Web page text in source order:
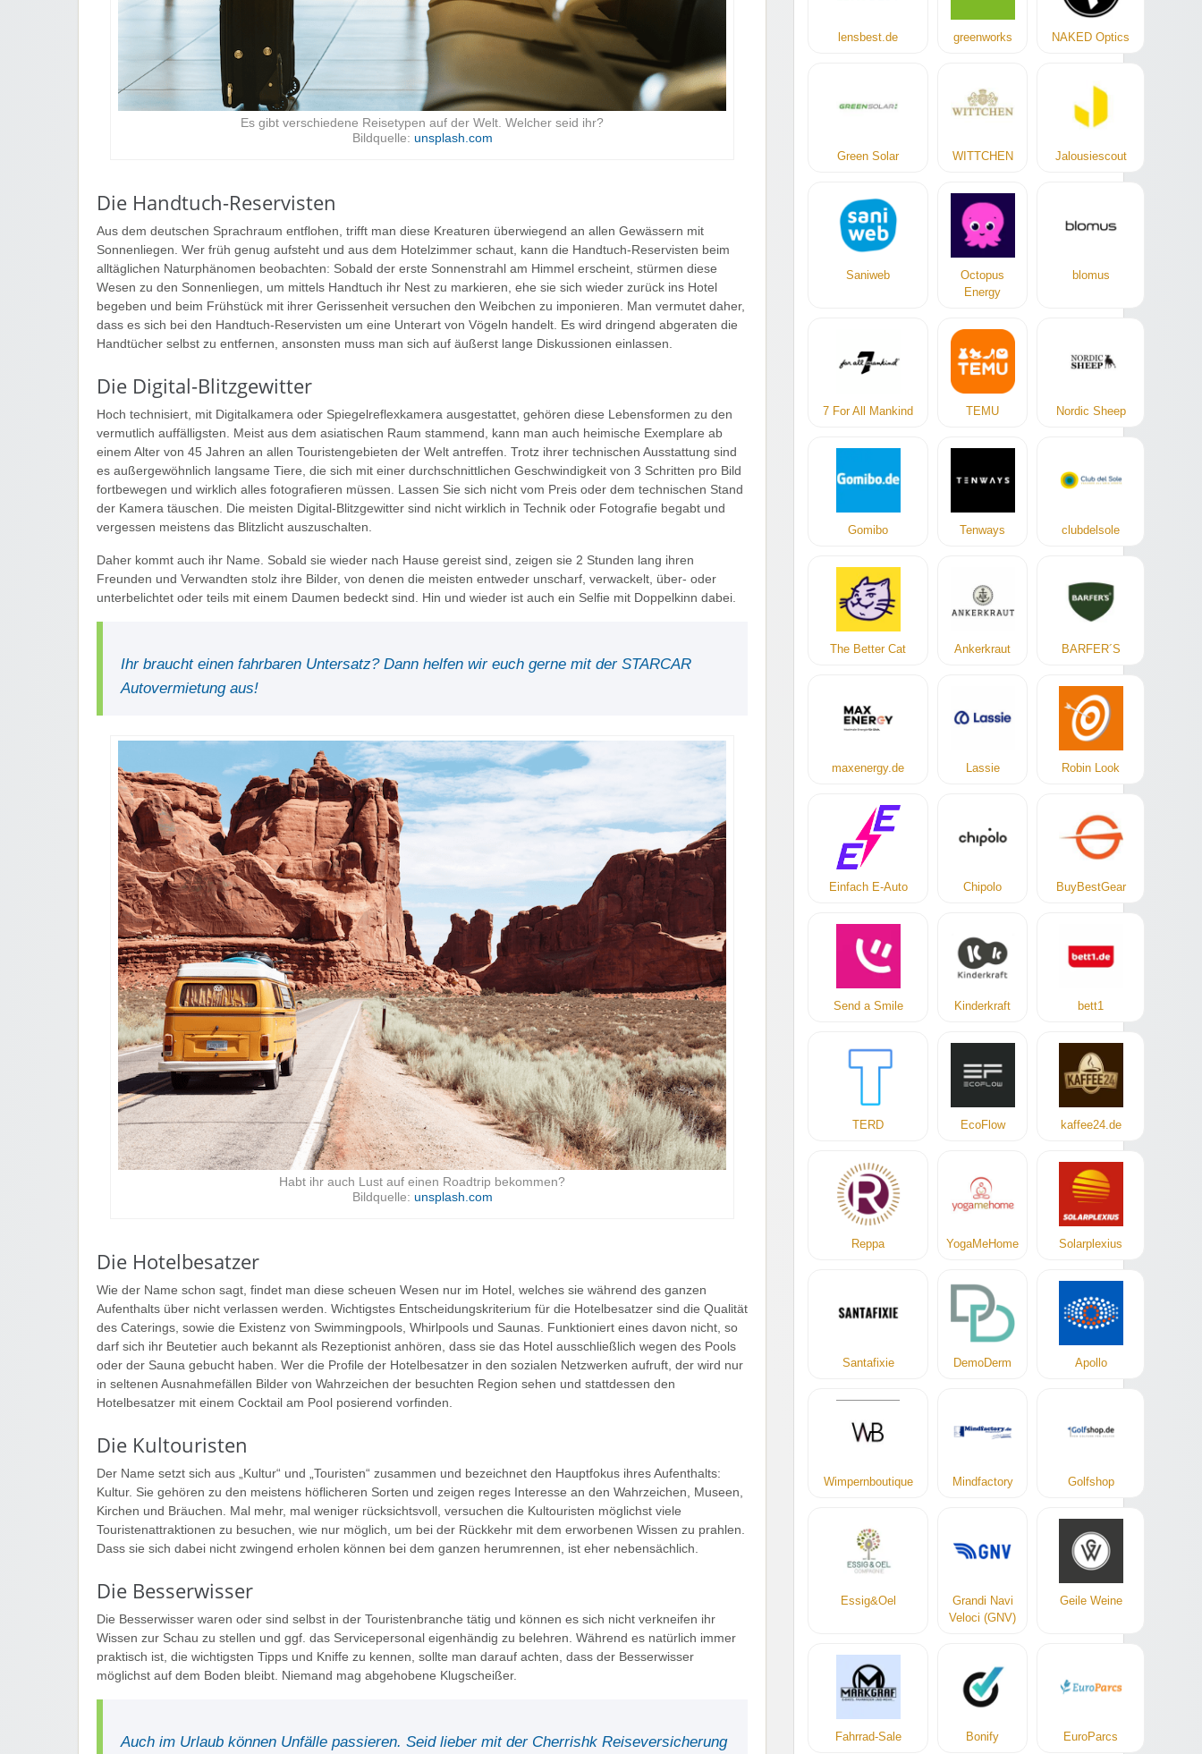
Es gibt verschiedene Reisetypen auf der Welt. Welcher seid ihr?
Bildquelle: unsplash.com
Die Handtuch-Reservisten
Aus dem deutschen Sprachraum entflohen, trifft man diese Kreaturen überwiegend an allen Gewässern mit
Sonnenliegen. Wer früh genug aufsteht und aus dem Hotelzimmer schaut, kann die Handtuch-Reservisten beim
alltäglichen Naturphänomen beobachten: Sobald der erste Sonnenstrahl am Himmel erscheint, stürmen diese
Wesen zu den Sonnenliegen, um mittels Handtuch ihr Nest zu markieren, ehe sie sich wieder zurück ins Hotel
begeben und beim Frühstück mit ihrer Gerissenheit versuchen den Weibchen zu imponieren. Man vermutet daher,
dass es sich bei den Handtuch-Reservisten um eine Unterart von Vögeln handelt. Es wird dringend abgeraten die
Handtücher selbst zu entfernen, ansonsten muss man sich auf äußerst lange Diskussionen einlassen.
Die Digital-Blitzgewitter
Hoch technisiert, mit Digitalkamera oder Spiegelreflexkamera ausgestattet, gehören diese Lebensformen zu den
vermutlich auffälligsten. Meist aus dem asiatischen Raum stammend, kann man auch heimische Exemplare ab
einem Alter von 45 Jahren an allen Touristengebieten der Welt antreffen. Trotz ihrer technischen Ausstattung sind
es außergewöhnlich langsame Tiere, die sich mit einer durchschnittlichen Geschwindigkeit von 3 Schritten pro Bild
fortbewegen und wirklich alles fotografieren müssen. Lassen Sie sich nicht vom Preis oder dem technischen Stand
der Kamera täuschen. Die meisten Digital-Blitzgewitter sind nicht wirklich in Technik oder Fotografie begabt und
vergessen meistens das Blitzlicht auszuschalten.
Daher kommt auch ihr Name. Sobald sie wieder nach Hause gereist sind, zeigen sie 2 Stunden lang ihren
Freunden und Verwandten stolz ihre Bilder, von denen die meisten entweder unscharf, verwackelt, über- oder
unterbelichtet oder teils mit einem Daumen bedeckt sind. Hin und wieder ist auch ein Selfie mit Doppelkinn dabei.
Ihr braucht einen fahrbaren Untersatz? Dann helfen wir euch gerne mit der STARCAR
Autovermietung aus!
Habt ihr auch Lust auf einen Roadtrip bekommen?
Bildquelle: unsplash.com
Die Hotelbesatzer
Wie der Name schon sagt, findet man diese scheuen Wesen nur im Hotel, welches sie während des ganzen
Aufenthalts über nicht verlassen werden. Wichtigstes Entscheidungskriterium für die Hotelbesatzer sind die Qualität
des Caterings, sowie die Existenz von Swimmingpools, Whirlpools und Saunas. Funktioniert eines davon nicht, so
darf sich ihr Beutetier auch bekannt als Rezeptionist anhören, dass sie das Hotel ausschließlich wegen des Pools
oder der Sauna gebucht haben. Wer die Profile der Hotelbesatzer in den sozialen Netzwerken aufruft, der wird nur
in seltenen Ausnahmefällen Bilder von Wahrzeichen der besuchten Region sehen und stattdessen den
Hotelbesatzer mit einem Cocktail am Pool posierend vorfinden.
Die Kultouristen
Der Name setzt sich aus „Kultur“ und „Touristen“ zusammen und bezeichnet den Hauptfokus ihres Aufenthalts:
Kultur. Sie gehören zu den meistens höflicheren Sorten und zeigen reges Interesse an den Wahrzeichen, Museen,
Kirchen und Bräuchen. Mal mehr, mal weniger rücksichtsvoll, versuchen die Kultouristen möglichst viele
Touristenattraktionen zu besuchen, wie nur möglich, um bei der Rückkehr mit dem erworbenen Wissen zu prahlen.
Dass sie sich dabei nicht zwingend erholen können bei dem ganzen herumrennen, ist eher nebensächlich.
Die Besserwisser
Die Besserwisser waren oder sind selbst in der Touristenbranche tätig und können es sich nicht verkneifen ihr
Wissen zur Schau zu stellen und ggf. das Servicepersonal eigenhändig zu belehren. Während es natürlich immer
praktisch ist, die wichtigsten Tipps und Kniffe zu kennen, sollte man darauf achten, dass der Besserwisser
möglichst auf dem Boden bleibt. Niemand mag abgehobene Klugscheißer.
Auch im Urlaub können Unfälle passieren. Seid lieber mit der Cherrishk Reiseversicherung
lensbest.de greenworks NAKED Optics
Green Solar WITTCHEN Jalousiescout
Saniweb
Octopus
Energy
blomus
7 For All Mankind TEMU Nordic Sheep
Gomibo Tenways clubdelsole
The Better Cat Ankerkraut BARFER´S
maxenergy.de Lassie Robin Look
Einfach E-Auto Chipolo BuyBestGear
Send a Smile Kinderkraft bett1
TERD EcoFlow kaffee24.de
Reppa YogaMeHome Solarplexius
Santafixie DemoDerm Apollo
Wimpernboutique Mindfactory Golfshop
Essig&Oel
Grandi Navi
Veloci (GNV)
Geile Weine
Fahrrad-Sale Bonify EuroParcs